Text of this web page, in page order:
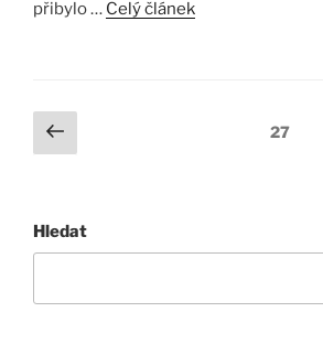
přibylo … Celý článek
Stránkování
příspěvků
Předchozí
stránka
Stránka:27
Hledat